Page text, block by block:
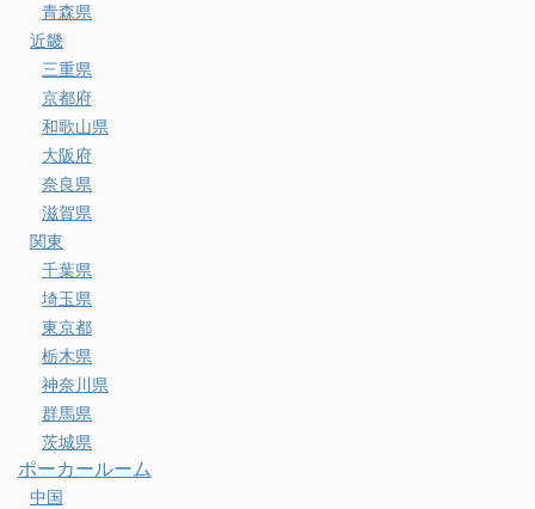
青森県
近畿
三重県
京都府
和歌山県
大阪府
奈良県
滋賀県
関東
千葉県
埼玉県
東京都
栃木県
神奈川県
群馬県
茨城県
ポーカールーム
中国